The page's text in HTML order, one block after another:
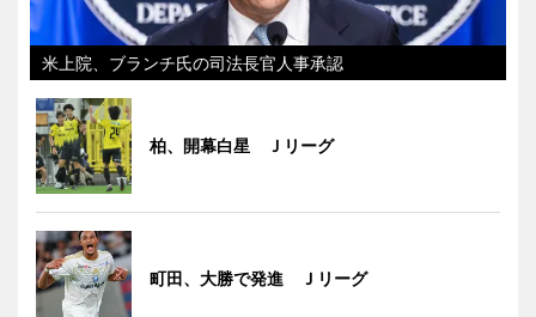
米上院、ブランチ氏の司法長官人事承認
柏、開幕白星 Ｊリーグ
町田、大勝で発進 Ｊリーグ